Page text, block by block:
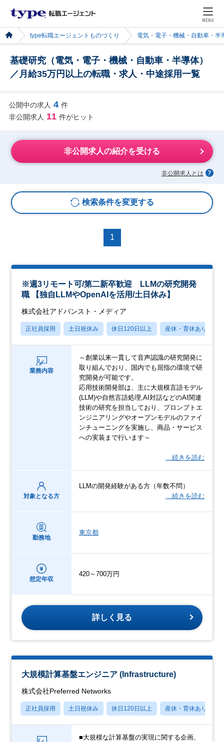
MENU
type転職エージェントものづくり 電気・電子・機械・自動車・半
基礎研究（電気・電子・機械・自動車・半導体）
／月給35万円以上の転職・求人・中途採用一覧
公開中の求人 4 件
非公開求人 11 件がヒット
非公開求人の紹介を受ける
非公開求人とは
検索条件を変更する
1
※週3リモート可/第二新卒歓迎 LLMの研究開発
職 【独自LLMやOpenAIを活用/土日休み】
株式会社アドバンスト・メディア
正社員採用 土日祝休み 休日120日以上 産休・育休あり
業務内容
～創業以来一貫して音声認識の研究開発に
取り組んでおり、国内でも屈指の環境で研
究開発が可能です。
応用技術開発部は、主に大規模言語モデル
(LLM)や自然言語処理,AI対話などのAI関連
技術の研究を担当しており、プロンプトエ
ンジニアリングやオープンモデルのファイ
ンチューニングを実施し、商品・サービス
への実装まで行います～
…続きを読む
対象となる方
LLMの開発経験がある方（年数不問）
…続きを読む
勤務地
東京都
想定年収
420～700万円
詳しく見る
大規模計算基盤エンジニア (Infrastructure)
株式会社Preferred Networks
正社員採用 土日祝休み 休日120日以上 産休・育休あり
■大規模な計算基盤の実現に関する企画、